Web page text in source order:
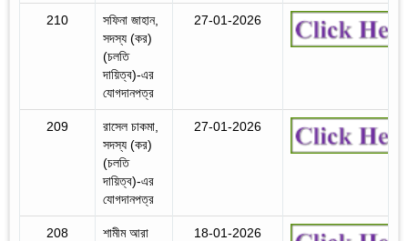
210
সফিনা জাহান,
সদস্য (কর)
(চলতি
দায়িত্ব)-এর
যোগদানপত্র
27-01-2026
209
রাসেল চাকমা,
সদস্য (কর)
(চলতি
দায়িত্ব)-এর
যোগদানপত্র
27-01-2026
208
শামীম আরা
18-01-2026